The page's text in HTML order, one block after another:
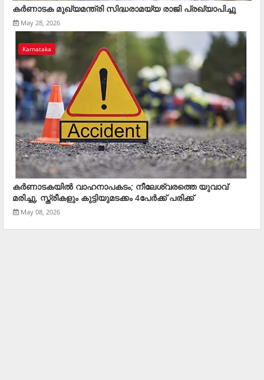
കർണാടക മുഖ്യമന്ത്രി സിദ്ധരാമയ്യ രാജി പ്രഖ്യാപിച്ചു
May 28, 2026
Karnataka
കര്‍ണാടകയില്‍ വാഹനാപകടം; നീലേശ്വരത്തെ യുവാവ്
മരിച്ചു, സ്ത്രീകളും കുട്ടിയുമടക്കം 4പേര്‍ക്ക് പരിക്ക്
May 08, 2026